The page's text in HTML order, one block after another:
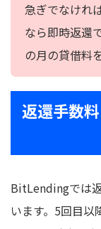
急ぎでなけれ
なら即時返還
の月の貸借料
返還手数
BitLendingでは
います。5回目